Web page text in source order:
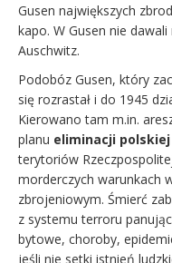
Gusen największych
kapo. W Gusen nie
Auschwitz.
Podobóz Gusen, który
się rozrastał i do 1945
Kierowano tam m.in.
planu eliminacji
terytoriów
morderczych warunkach
zbrojeniowym. Śmierć
z systemu terroru
bytowe, choroby,
jeśli nie setki istnień